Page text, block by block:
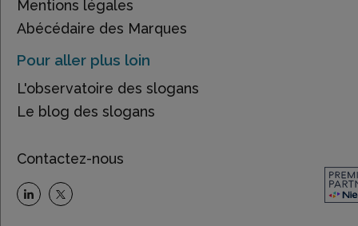
Mentions légales
Abécédaire des Marques
Pour aller plus loin
L'observatoire des slogans
Le blog des slogans
Contactez-nous